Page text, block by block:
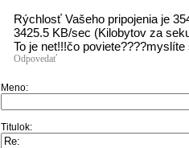
Rýchlosť Vašeho pripojenia je
3425.5 KB/sec (Kilobytov za
To je net!!!čo
Odpovedať
Meno:
Titulok: